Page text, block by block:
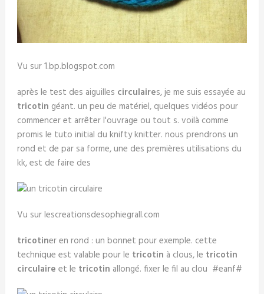
Vu sur 1.bp.blogspot.com
après le test des aiguilles circulaires, je me suis essayée au
tricotin géant. un peu de matériel, quelques vidéos pour
commencer et arrêter l'ouvrage ou tout s. voilà comme
promis le tuto initial du knifty knitter. nous prendrons un
rond et de par sa forme, une des premières utilisations du
kk, est de faire des
Vu sur lescreationsdesophiegrall.com
tricotiner en rond : un bonnet pour exemple. cette
technique est valable pour le tricotin à clous, le tricotin
circulaire et le tricotin allongé. fixer le fil au clou #eanf#